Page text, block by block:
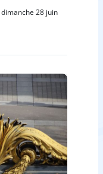
dimanche 28 juin